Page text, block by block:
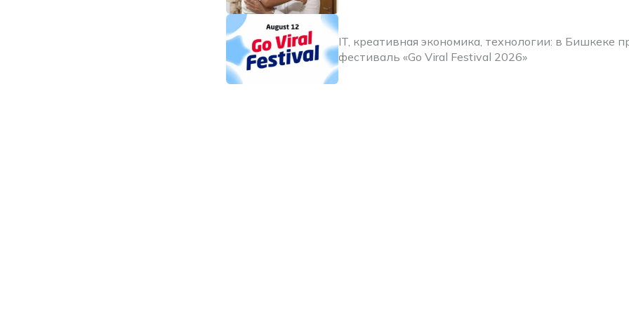
IT, креативная экономика, технологии: в Бишкеке
фестиваль «Go Viral Festival 2026»